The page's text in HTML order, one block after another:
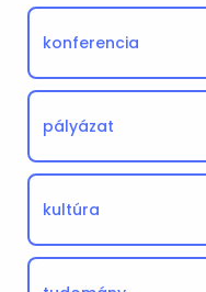
konferencia
pályázat
kultúra